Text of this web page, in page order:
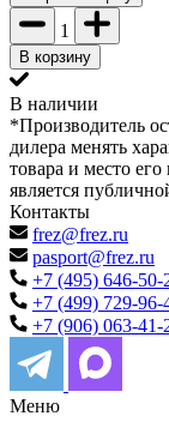
1
В корзину
В наличии
*Производитель
дилера менять
товара и место
является
Контакты
frez@frez.ru
pasport@frez.ru
+7 (495) 646-50-
+7 (499) 729-96-
+7 (906) 063-41-
Меню